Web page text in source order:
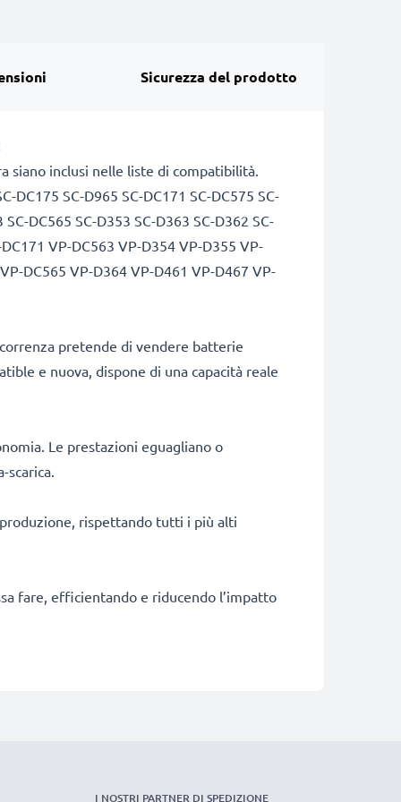
Sicurezza del prodotto
siano inclusi nelle liste di compatibilità.
DC175 SC-D965 SC-DC171 SC-DC575 SC-
DC565 SC-D353 SC-D363 SC-D362 SC-
VP-DC563 VP-D354 VP-D355 VP-
DC565 VP-D364 VP-D461 VP-D467 VP-
pretende di vendere batterie
e nuova, dispone di una capacità reale
Le prestazioni eguagliano o
scarica.
rispettando tutti i più alti
fare, efficientando e riducendo l’impatto
I NOSTRI PARTNER DI SPEDIZIONE